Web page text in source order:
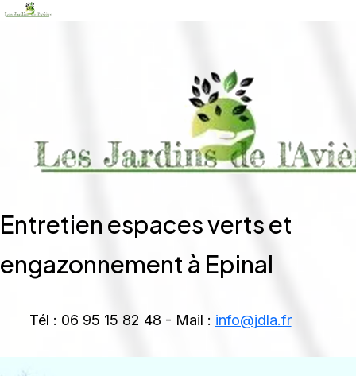
Entretien espaces verts et
engazonnement à Epinal
Tél : 06 95 15 82 48 - Mail : info@jdla.fr